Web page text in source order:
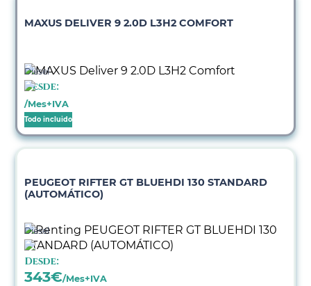
MAXUS DELIVER 9 2.0D L3H2 COMFORT
Diésel
Desde:
/Mes+IVA
Todo incluido
PEUGEOT RIFTER GT BLUEHDI 130 STANDARD
(AUTOMÁTICO)
Diésel
Desde:
343€/Mes+IVA